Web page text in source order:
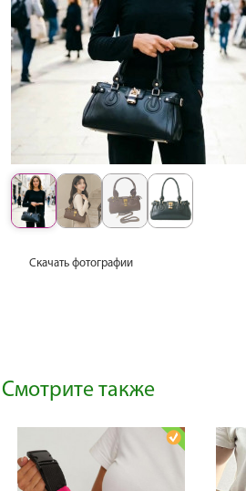
Скачать фотографии
Смотрите также